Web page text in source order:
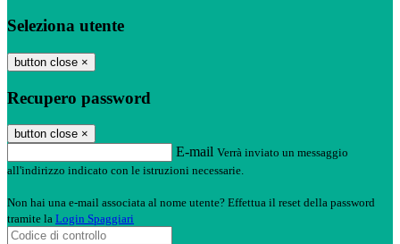
Seleziona utente
button close ×
Recupero password
button close ×
E-mail Verrà inviato un messaggio
all'indirizzo indicato con le istruzioni necessarie.
Non hai una e-mail associata al nome utente? Effettua il reset della password
tramite la Login Spaggiari